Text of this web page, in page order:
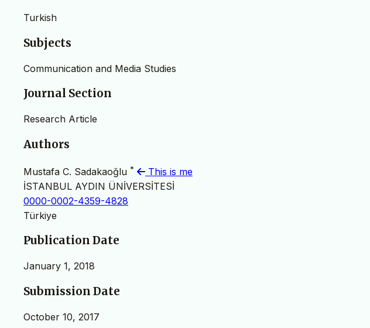
Turkish
Subjects
Communication and Media Studies
Journal Section
Research Article
Authors
Mustafa C. Sadakaoğlu *
This is me
İSTANBUL AYDIN ÜNİVERSİTESİ
0000-0002-4359-4828
Türkiye
Publication Date
January 1, 2018
Submission Date
October 10, 2017